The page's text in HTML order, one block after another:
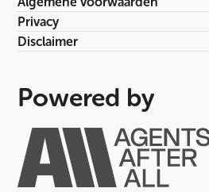
Privacy
Disclaimer
Powered by